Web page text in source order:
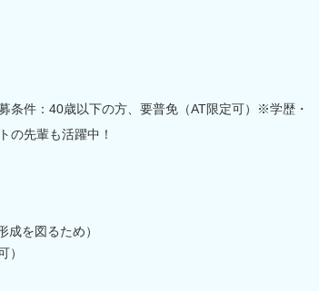
条件：40歳以下の方、要普免（AT限定可）※学歴・
の先輩も活躍中！
を図るため）
）